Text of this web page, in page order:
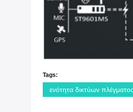
Tags:
ενότητα δικτύων πλέγματος